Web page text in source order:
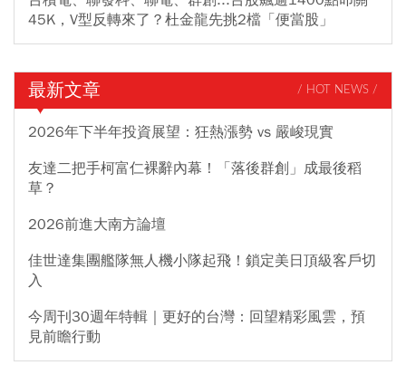
45K，V型反轉來了？杜金龍先挑2檔「便當股」
最新文章 / HOT NEWS /
2026年下半年投資展望：狂熱漲勢 vs 嚴峻現實
友達二把手柯富仁裸辭內幕！「落後群創」成最後稻
草？
2026前進大南方論壇
佳世達集團艦隊無人機小隊起飛！鎖定美日頂級客戶切
入
今周刊30週年特輯｜更好的台灣：回望精彩風雲，預
見前瞻行動